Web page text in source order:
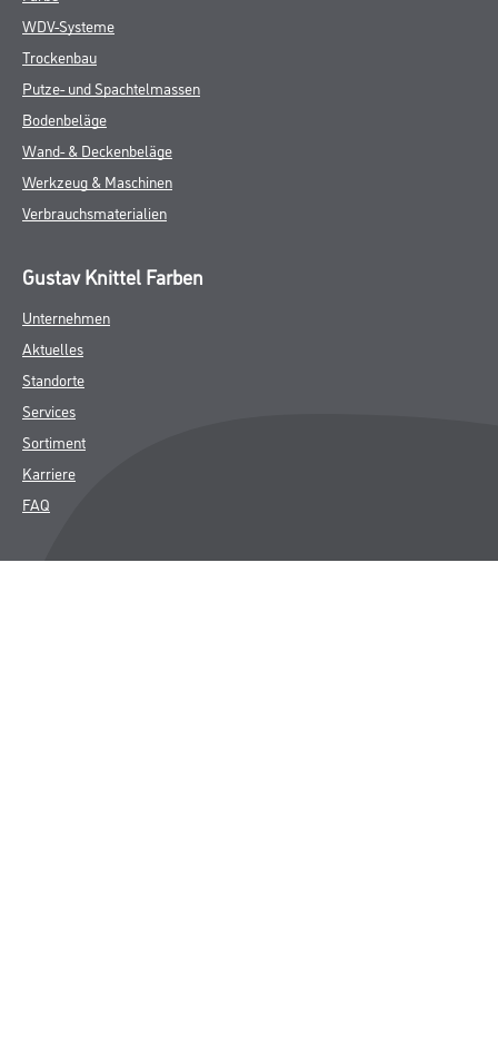
WDV-Systeme
Trockenbau
Putze- und Spachtelmassen
Bodenbeläge
Wand- & Deckenbeläge
Werkzeug & Maschinen
Verbrauchsmaterialien
Gustav Knittel Farben
Unternehmen
Aktuelles
Standorte
Services
Sortiment
Karriere
FAQ
Rechtliches